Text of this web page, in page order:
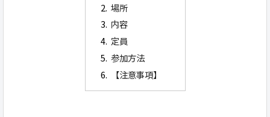
場所
内容
定員
参加方法
【注意事項】